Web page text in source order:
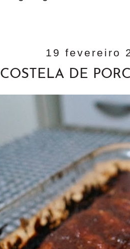
19 fevereiro
COSTELA DE